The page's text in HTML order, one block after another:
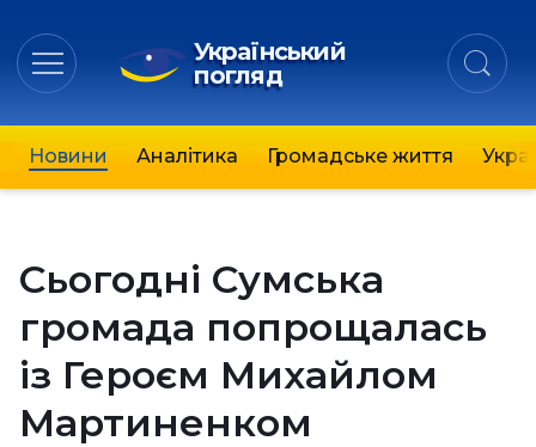
Український
погляд
Новини Аналітика Громадське життя
Сьогодні Сумська
громада попрощалась
із Героєм Михайлом
Мартиненком